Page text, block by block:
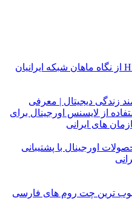
زندگی دیجیتال | معرفی
از لایسنس اورجینال برای
های ایرانی
اورجینال با پشتیبانی
ترین چت روم های فارسی